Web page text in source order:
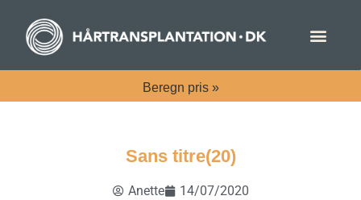
Beregn pris »
Sans titre(20)
Anette 14/07/2020